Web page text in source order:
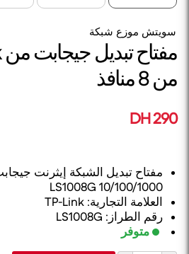
سويتش موزع شبكة
من 8 منافذ
290 DH
LS1008G 10/100/1000
العلامة التجارية: TP-Link
رقم الطراز: LS1008G
متوفر